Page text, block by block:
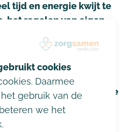
tijd en energie kwijt te
het regelen van eigen
van nieuwe
leuke collega’s om mee
van een vast
bieden we je
door het leven te
zorgen!
Daarmee
gebruik van de
we het